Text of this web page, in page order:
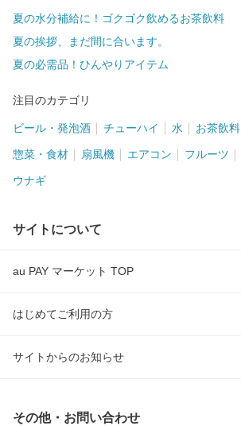
夏の水分補給に！ゴクゴク飲めるお茶飲料
夏の挨拶、まだ間に合います。
夏の必需品！ひんやりアイテム
注目のカテゴリ
ビール・発泡酒 チューハイ 水 お茶飲料
惣菜・食材 扇風機 エアコン フルーツ
ウナギ
サイトについて
au PAY マーケット TOP
はじめてご利用の方
サイトからのお知らせ
その他・お問い合わせ